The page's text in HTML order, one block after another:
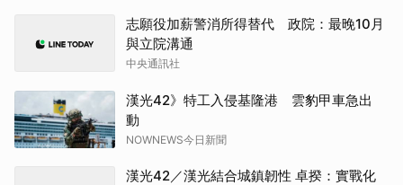
志願役加薪警消所得替代 政院：最晚10月
與立院溝通
中央通訊社
漢光42》特工入侵基隆港 雲豹甲車急出
動
NOWNEWS今日新聞
漢光42／漢光結合城鎮韌性 卓揆：實戰化